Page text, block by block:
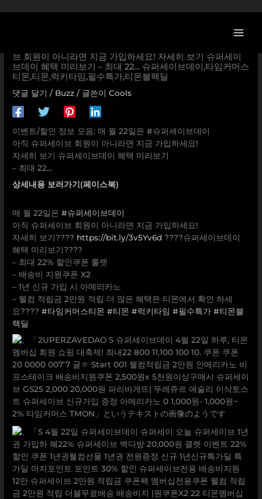
로
브 회원이 아니라면 지금 가입하세요! 자세히 보기 슈퍼세이
브데이 혜택 미리보기 – 최대 22… 슈퍼세이브데이,타임커머스
티몬,티몬,럭키타임,필수특가,티몬블랙딜
댓글 달기 / Buzz / 글쓴이Cools
이벤트/할인 정보 모음: 매 월 22일은 #슈퍼세이브데이
아직 슈퍼세이브 회원이 아니라면 지금 가입하세요!
자세히 보기 슈퍼세이브데이 혜택 미리보기
– 최대 22…
상세내용 보러가기(페이스북)
매 월 22일은#슈퍼세이브데이
아직 슈퍼세이브 회원이 아니라면 지금 가입하세요!
자세히 보기???? https://bit.ly/3v5Yv6d ????슈퍼세이브데이
혜택 미리보기????
– 최대 22% 할인쿠폰 룰렛
– 배송비 지원쿠폰 X2
– 1년 신규 가입 시 아메리카노
– 웰컴 적립금 2만원 적립 더 많은 혜택은 티몬에서 확인 하세
요????#타임커머스티몬 #티몬 #럭키타임 #필수특가 #티몬블
랙딜